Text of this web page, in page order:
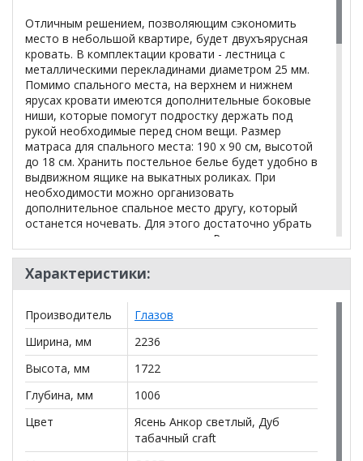
Отличным решением, позволяющим сэкономить
место в небольшой квартире, будет двухъярусная
кровать. В комплектации кровати - лестница с
металлическими перекладинами диаметром 25 мм.
Помимо спального места, на верхнем и нижнем
ярусах кровати имеются дополнительные боковые
ниши, которые помогут подростку держать под
рукой необходимые перед сном вещи. Размер
матраса для спального места: 190 х 90 см, высотой
до 18 см. Хранить постельное белье будет удобно в
выдвижном ящике на выкатных роликах. При
необходимости можно организовать
дополнительное спальное место другу, который
останется ночевать. Для этого достаточно убрать
разделитель и положить матрас. Размер матраса
для дополнительного спального места: 190 х 80 см,
высотой до 18 см. Ещё одно из преимуществ этой
кровати - встроенное зарядное устройство.
Используется для зарядки мобильных телефонов,
планшетов. Устройство имеет компактные
размеры, что позволяет разместить его прямо в
нише кровати. Такая функциональная кровать не
оставит равнодушными ни родителей, ни детей.
Дополнительные размеры (матрас спального
места):
(Ш*В*Д) 1900*180*900 мм. (матрас
дополнительного спального места):
Характеристики:
Производитель
Глазов
Ширина, мм
2236
Высота, мм
1722
Глубина, мм
1006
Цвет
Ясень Анкор светлый, Дуб
табачный craft